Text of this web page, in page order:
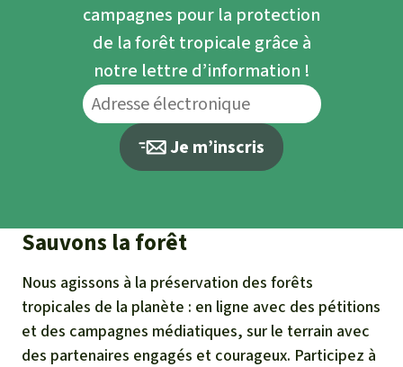
campagnes pour la protection
de la forêt tropicale grâce à
notre lettre d’information !
Je m’inscris
Sauvons la forêt
Nous agissons à la préservation des forêts
tropicales de la planète : en ligne avec des pétitions
et des campagnes médiatiques, sur le terrain avec
des partenaires engagés et courageux. Participez à